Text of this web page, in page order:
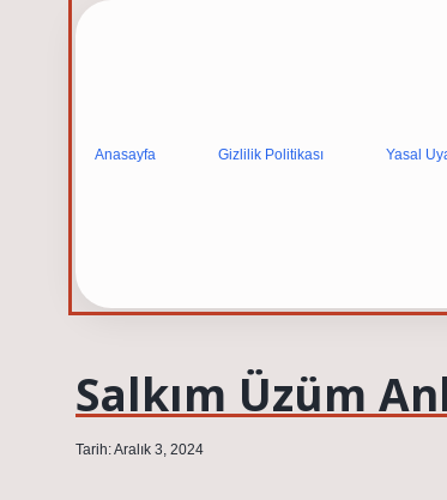
Anasayfa Gizlilik Politikası Yasal
Salkım Üzüm
Tarih: Aralık 3, 2024